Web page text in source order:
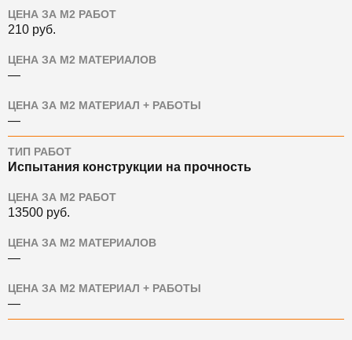
ЦЕНА ЗА М2 РАБОТ
210 руб.
ЦЕНА ЗА М2 МАТЕРИАЛОВ
—
ЦЕНА ЗА М2 МАТЕРИАЛ + РАБОТЫ
—
ТИП РАБОТ
Испытания конструкции на прочность
ЦЕНА ЗА М2 РАБОТ
13500 руб.
ЦЕНА ЗА М2 МАТЕРИАЛОВ
—
ЦЕНА ЗА М2 МАТЕРИАЛ + РАБОТЫ
—